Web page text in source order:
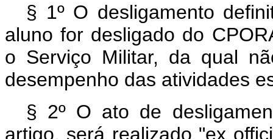
§ 1º O desligamento
aluno for desligado do
o Serviço Militar, da qual
desempenho das atividades
§ 2º O ato de
artigo, será realizado "ex